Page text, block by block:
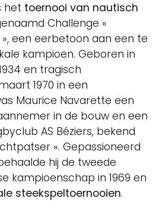
het toernooi van nautisch
Challenge «
», een eerbetoon aan een te
kampioen. Geboren in
en tragisch
1970 in een
Maurice Navarette een
in de bouw en een
AS Béziers, bekend
». Gepassioneerd
hij de tweede
kampioenschap in 1969 en
steekspeltoernooien.